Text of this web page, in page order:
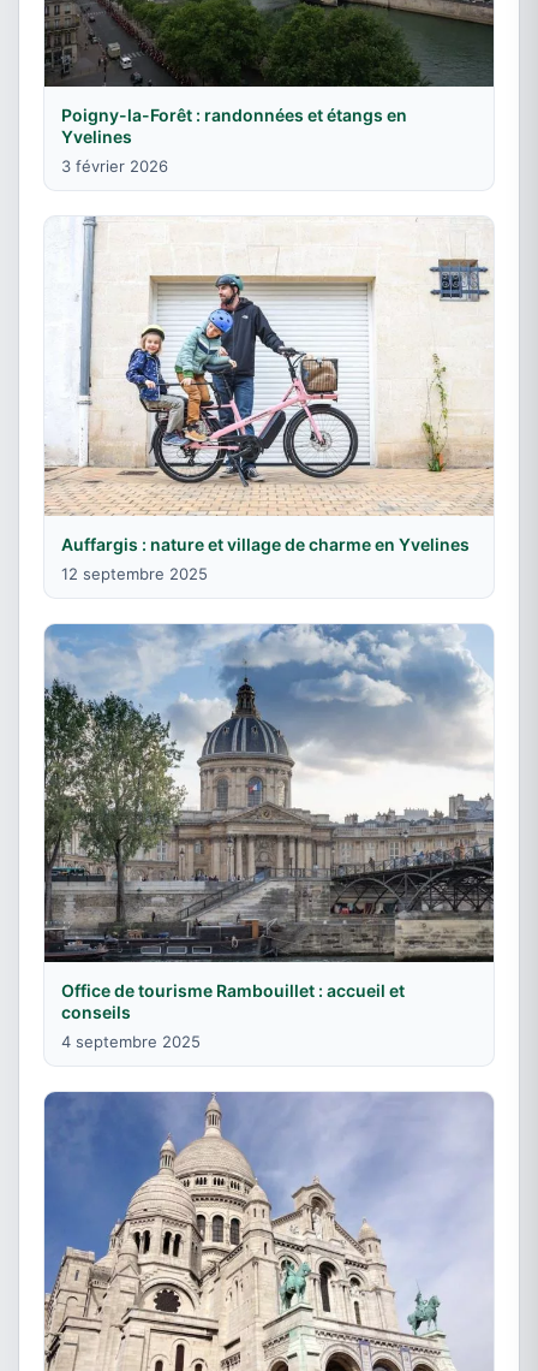
Poigny-la-Forêt : randonnées et étangs en
Yvelines
3 février 2026
Auffargis : nature et village de charme en Yvelines
12 septembre 2025
Office de tourisme Rambouillet : accueil et
conseils
4 septembre 2025